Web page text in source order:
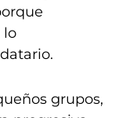
lo
grupos,